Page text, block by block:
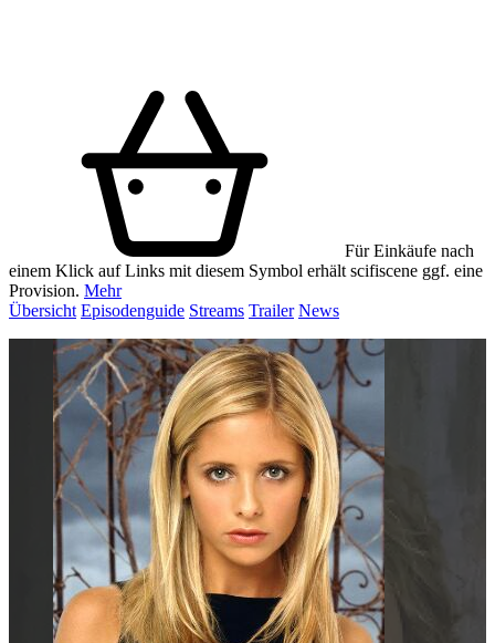
Für Einkäufe nach
einem Klick auf Links mit diesem Symbol erhält scifiscene ggf. eine
Provision. Mehr
Übersicht Episodenguide Streams Trailer News